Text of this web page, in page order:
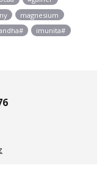
magnesium
imunita#